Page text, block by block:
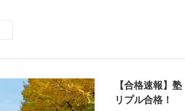
【合格速報】
リプル合格！